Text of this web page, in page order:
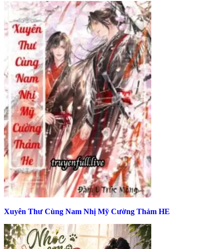
Xuyên Thư Cùng Nam Nhị Mỹ Cường Thảm HE